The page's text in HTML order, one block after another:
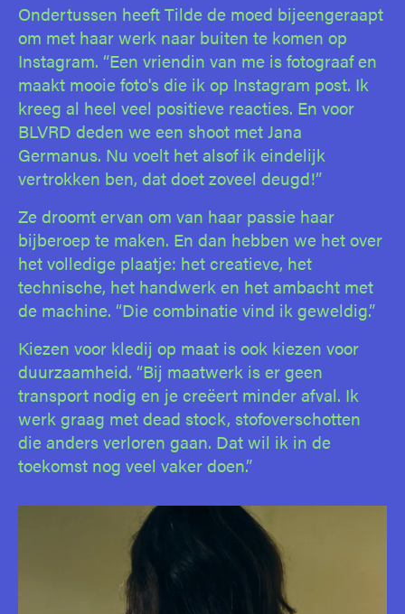
Ondertussen heeft Tilde de moed bijeengeraapt
om met haar werk naar buiten te komen op
Instagram. “Een vriendin van me is fotograaf en
maakt mooie foto's die ik op Instagram post. Ik
kreeg al heel veel positieve reacties. En voor
BLVRD deden we een shoot met Jana
Germanus. Nu voelt het alsof ik eindelijk
vertrokken ben, dat doet zoveel deugd!”
Ze droomt ervan om van haar passie haar
bijberoep te maken. En dan hebben we het over
het volledige plaatje: het creatieve, het
technische, het handwerk en het ambacht met
de machine. “Die combinatie vind ik geweldig.”
Kiezen voor kledij op maat is ook kiezen voor
duurzaamheid. “Bij maatwerk is er geen
transport nodig en je creëert minder afval. Ik
werk graag met dead stock, stofoverschotten
die anders verloren gaan. Dat wil ik in de
toekomst nog veel vaker doen.”